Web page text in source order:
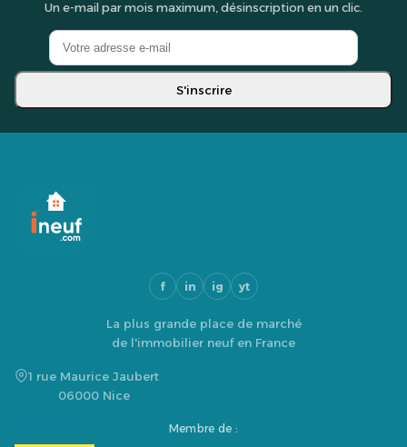
Un e-mail par mois maximum, désinscription en un clic.
S'inscrire
f in ig yt
La plus grande place de marché
de l'immobilier neuf en France
1 rue Maurice Jaubert
06000 Nice
Membre de :